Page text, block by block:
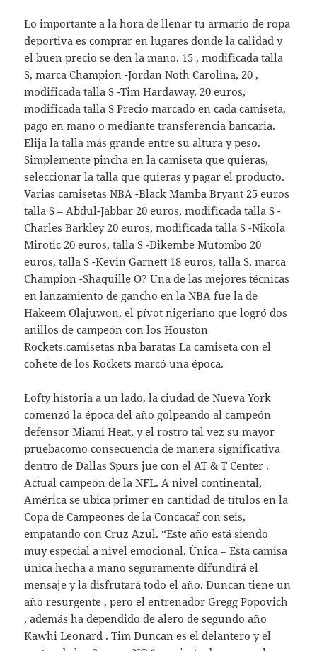
Lo importante a la hora de llenar tu armario de ropa
deportiva es comprar en lugares donde la calidad y
el buen precio se den la mano. 15 , modificada talla
S, marca Champion -Jordan Noth Carolina, 20 ,
modificada talla S -Tim Hardaway, 20 euros,
modificada talla S Precio marcado en cada camiseta,
pago en mano o mediante transferencia bancaria.
Elija la talla más grande entre su altura y peso.
Simplemente pincha en la camiseta que quieras,
seleccionar la talla que quieras y pagar el producto.
Varias camisetas NBA -Black Mamba Bryant 25 euros
talla S – Abdul-Jabbar 20 euros, modificada talla S -
Charles Barkley 20 euros, modificada talla S -Nikola
Mirotic 20 euros, talla S -Dikembe Mutombo 20
euros, talla S -Kevin Garnett 18 euros, talla S, marca
Champion -Shaquille O? Una de las mejores técnicas
en lanzamiento de gancho en la NBA fue la de
Hakeem Olajuwon, el pívot nigeriano que logró dos
anillos de campeón con los Houston
Rockets.camisetas nba baratas La camiseta con el
cohete de los Rockets marcó una época.
Lofty historia a un lado, la ciudad de Nueva York
comenzó la época del año golpeando al campeón
defensor Miami Heat, y el rostro tal vez su mayor
pruebacomo consecuencia de manera significativa
dentro de Dallas Spurs jue con el AT & T Center .
Actual campeón de la NFL. A nivel continental,
América se ubica primer en cantidad de títulos en la
Copa de Campeones de la Concacaf con seis,
empatando con Cruz Azul. “Este año está siendo
muy especial a nivel emocional. Única – Esta camisa
única hecha a mano seguramente difundirá el
mensaje y la disfrutará todo el año. Duncan tiene un
año resurgente , pero el entrenador Gregg Popovich
, además ha dependido de alero de segundo año
Kawhi Leonard . Tim Duncan es el delantero y el